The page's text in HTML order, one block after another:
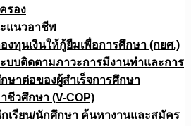
รอง
แนวอาชีพ
งทุนเงินให้กู้ยืมเพื่อการศึกษา (กยศ.)
บบติดตามภาวะการมีงานทำและการ
ษาต่อของผู้สำเร็จการศึกษา
ชีวศึกษา (V-COP)
เรียน/นักศึกษา ค้นหางานและสมัคร